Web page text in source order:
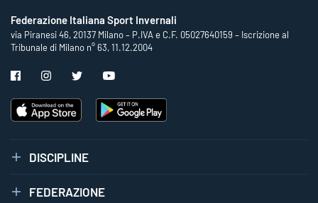
Federazione Italiana Sport Invernali
via Piranesi 46, 20137 Milano – P.IVA e C.F. 05027640159 – Iscrizione al
Tribunale di Milano n° 63, 11.12.2004
DISCIPLINE
FEDERAZIONE